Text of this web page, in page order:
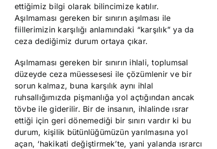
ettiğimiz bilgi olarak bilincimize katılır.
Aşılmaması gereken bir sınırın aşılması ile
fiillerimizin karşılığı anlamındaki “karşılık” ya da
ceza dediğimiz durum ortaya çıkar.
Aşılmaması gereken bir sınırın ihlali, toplumsal
düzeyde ceza müessesesi ile çözümlenir ve bir
sorun kalmaz, buna karşılık aynı ihlal
ruhsallığımızda pişmanlığa yol açtığından ancak
tövbe ile giderilir. Bir de insanın, ihlalinde ısrar
ettiği için geri dönemediği bir sınırı vardır ki bu
durum, kişilik bütünlüğümüzün yarılmasına yol
açan, ‘hakikati değiştirmek’te, yani yalanda ısrarcı